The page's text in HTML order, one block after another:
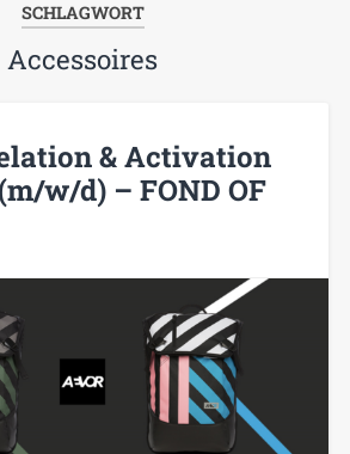
SCHLAGWORT
Accessoires
& Activation
w/d) – FOND OF